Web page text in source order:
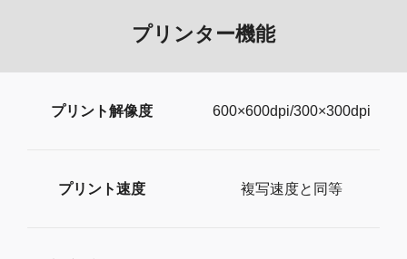
プリンター機能
プリント解像度 600×600dpi/300×300dpi
プリント速度 複写速度と同等